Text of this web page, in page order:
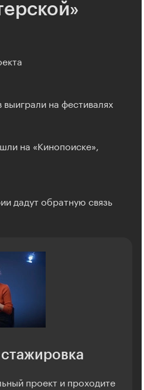
выиграли на фестивалях
на «Кинопоиске»,
дадут обратную связь
проект и проходите